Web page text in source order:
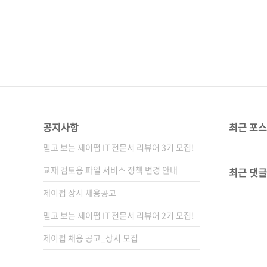
공지사항
믿고 보는 제이펍 IT 전문서 리뷰어 3기 모집!
교재 검토용 파일 서비스 정책 변경 안내
제이펍 상시 채용공고
믿고 보는 제이펍 IT 전문서 리뷰어 2기 모집!
제이펍 채용 공고_상시 모집
최근 포
최근 댓글